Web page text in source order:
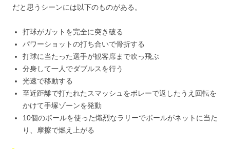
だと思うシーンには以下のものがある。
打球がガットを完全に突き破る
パワーショットの打ち合いで骨折する
打球に当たった選手が観客席まで吹っ飛ぶ
分身して一人でダブルスを行う
光速で移動する
至近距離で打たれたスマッシュをボレーで返したうえ回転を
かけて手塚ゾーンを発動
10個のボールを使った熾烈なラリーでボールがネットに当た
り、摩擦で燃え上がる